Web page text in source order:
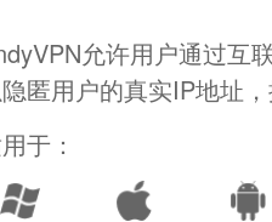
允许用户通过互
匿用户的真实IP地址
于：